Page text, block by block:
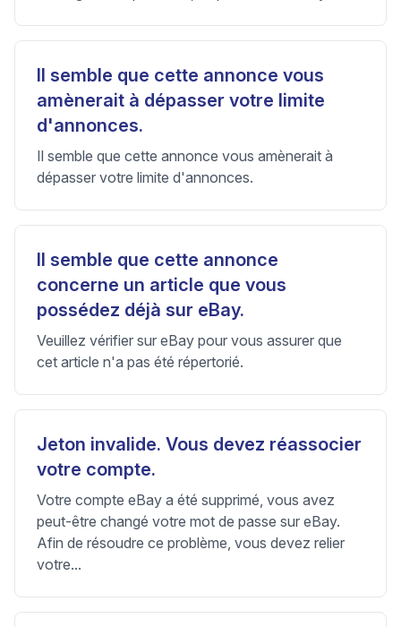
Il semble que cette annonce vous
amènerait à dépasser votre limite
d'annonces.
Il semble que cette annonce vous amènerait à
dépasser votre limite d'annonces.
Il semble que cette annonce
concerne un article que vous
possédez déjà sur eBay.
Veuillez vérifier sur eBay pour vous assurer que
cet article n'a pas été répertorié.
Jeton invalide. Vous devez réassocier
votre compte.
Votre compte eBay a été supprimé, vous avez
peut-être changé votre mot de passe sur eBay.
Afin de résoudre ce problème, vous devez relier
votre...